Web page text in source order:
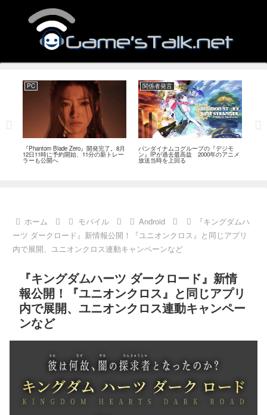
PC
『Phantom Blade Zero』開発完了。8月
12日11時に予約開始、11分の新トレー
ラーも公開へ
関係者発言
バンダイナムコグループの『デジモ
ン』IPが過去最高益 2000年のアニメ
放送当時を上回る
ホーム モバイル Android
『キングダムハ
ーツ ダークロード』新情報公開！『ユニオンクロス』と同じアプリ
内で展開、ユニオンクロス連動キャンペーンなど
『キングダムハーツ ダークロード』新情
報公開！『ユニオンクロス』と同じアプリ
内で展開、ユニオンクロス連動キャンペー
ンなど